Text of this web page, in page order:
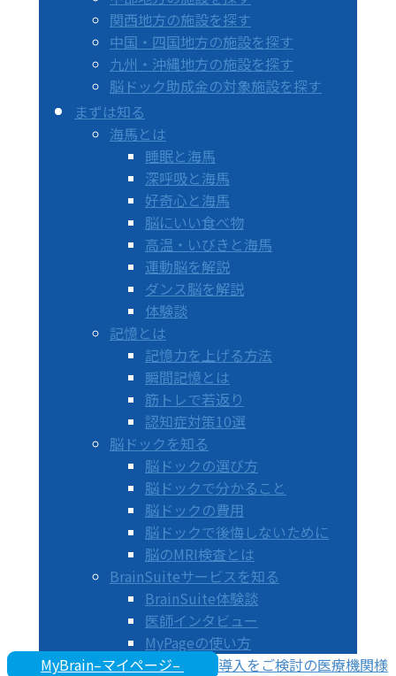
関西地方の施設を探す
中国・四国地方の施設を探す
九州・沖縄地方の施設を探す
脳ドック助成金の対象施設を探す
まずは知る
海馬とは
睡眠と海馬
深呼吸と海馬
好奇心と海馬
脳にいい食べ物
高温・いびきと海馬
運動脳を解説
ダンス脳を解説
体験談
記憶とは
記憶力を上げる方法
瞬間記憶とは
筋トレで若返り
認知症対策10選
脳ドックを知る
脳ドックの選び方
脳ドックで分かること
脳ドックの費用
脳ドックで後悔しないために
脳のMRI検査とは
BrainSuiteサービスを知る
BrainSuite体験談
医師インタビュー
MyPageの使い方
MyBrain–マイページ–
導入をご検討の医療機関様